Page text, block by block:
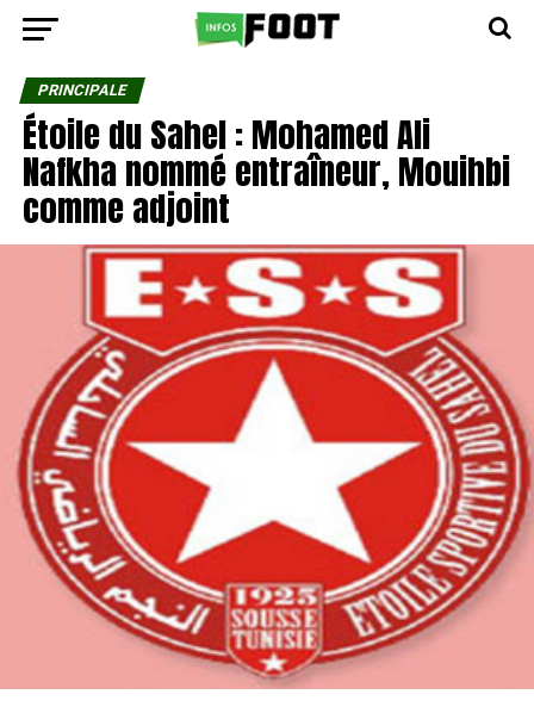
PRINCIPALE
Étoile du Sahel : Mohamed Ali
Nafkha nommé entraîneur, Mouihbi
comme adjoint